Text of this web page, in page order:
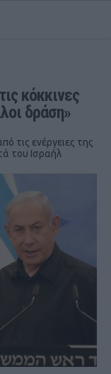
κόκκινες
δράση»
τις ενέργειες της
του Ισραήλ